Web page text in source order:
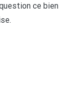
ce bien